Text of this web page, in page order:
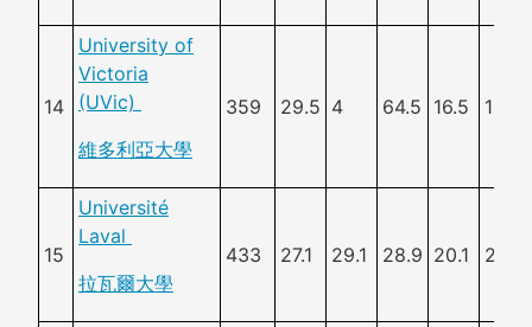
14
University of
Victoria
(UVic)
維多利亞大學
359 29.5 4 64.5 16.5 11.4
15
Université
Laval
拉瓦爾大學
433 27.1 29.1 28.9 20.1 23.5